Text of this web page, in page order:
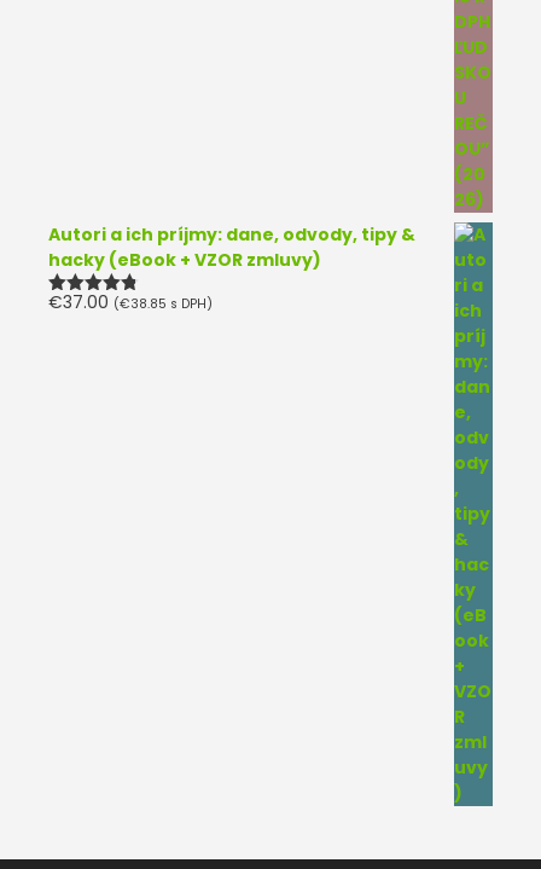
Autori a ich príjmy: dane, odvody, tipy &
hacky (eBook + VZOR zmluvy)
Hodnotenie
€37.00 (€38.85 s DPH)